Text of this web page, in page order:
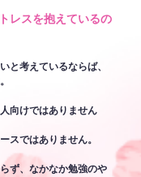
レスを抱えているの
と考えているならば、
向けではありません
スではありません。
ず、なかなか勉強のや